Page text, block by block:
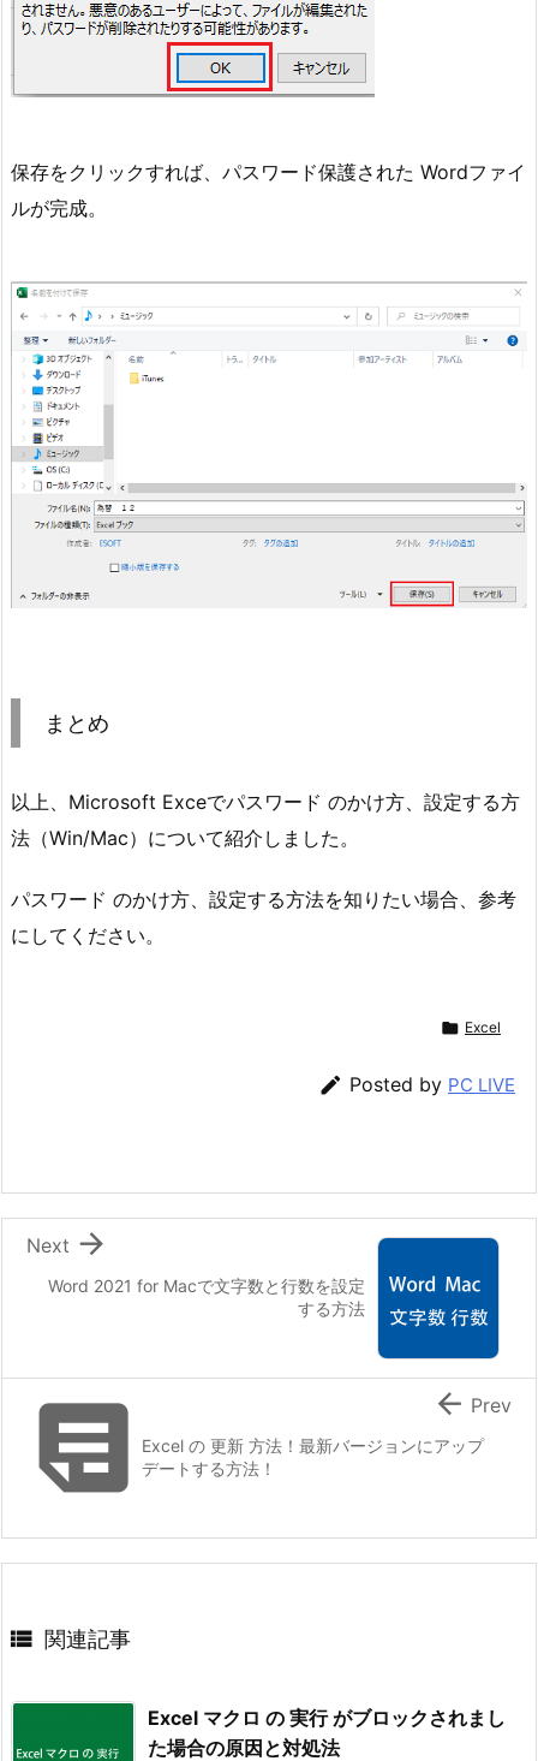
保存をクリックすれば、パスワード保護された Wordファイ
ルが完成。
まとめ
以上、Microsoft Exceでパスワード のかけ方、設定する方
法（Win/Mac）について紹介しました。
パスワード のかけ方、設定する方法を知りたい場合、参考
にしてください。
 Excel
 Posted by PC LIVE
Word 2021 for Macで文字数と行数を設定
する方法

Next
Excel の 更新 方法！最新バージョンにアップ
デートする方法！
 Prev
 関連記事
Excel マクロ の 実行 がブロックされまし
た場合の原因と対処法